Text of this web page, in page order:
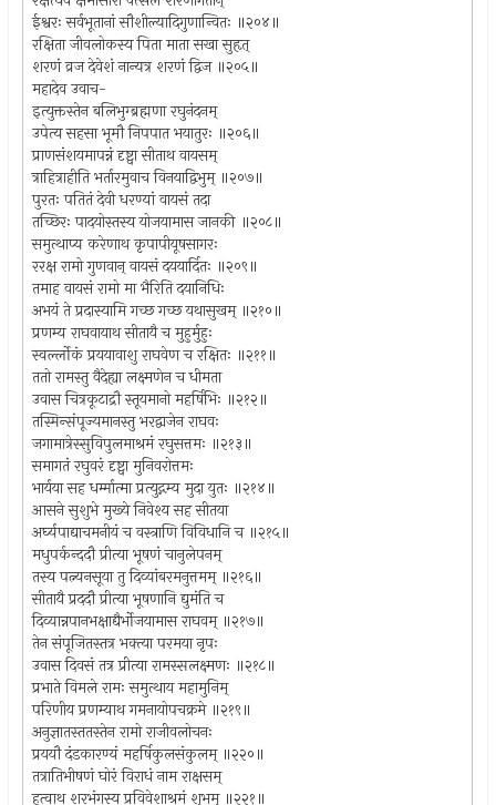
ईश्वरः सर्वभूतानां सौशील्यादिगुणान्वितः ॥२०४॥
रक्षिता जीवलोकस्य पिता माता सखा सुहृत्
शरणं व्रज देवेशं नान्यत्र शरणं द्विज ॥२०५॥
महादेव उवाच-
इत्युक्तस्तेन बलिभुग्ब्रह्मणा रघुनंदनम्
उपेत्य सहसा भूमौ निपपात भयातुरः ॥२०६॥
प्राणसंशयमापन्नं दृष्ट्वा सीताथ वायसम्
त्राहित्राहीति भर्तारमुवाच विनयाद्विभुम् ॥२०७॥
पुरतः पतितं देवी धरण्यां वायसं तदा
तच्छिरः पादयोस्तस्य योजयामास जानकी ॥२०८॥
समुत्थाप्य करेणाथ कृपापीयूषसागरः
ररक्ष रामो गुणवान् वायसं दययार्दितः ॥२०९॥
तमाह वायसं रामो मा भैरिति दयानिधिः
अभयं ते प्रदास्यामि गच्छ गच्छ यथासुखम् ॥२१०॥
प्रणम्य राघवायाथ सीतायै च मुहुर्मुहुः
स्वर्ल्लोकं प्रययावाशु राघवेण च रक्षितः ॥२११॥
ततो रामस्तु वैदेह्या लक्ष्मणेन च धीमता
उवास चित्रकूटाद्रौ स्तूयमानो महर्षिभिः ॥२१२॥
तस्मिन्संपूज्यमानस्तु भरद्वाजेन राघवः
जगामात्रेस्सुविपुलमाश्रमं रघुसत्तमः ॥२१३॥
समागतं रघुवरं दृष्ट्वा मुनिवरोत्तमः
भार्यया सह धर्म्मात्मा प्रत्युद्गम्य मुदा युतः ॥२१४॥
आसने सुशुभे मुख्ये निवेश्य सह सीतया
अर्घ्यपाद्याचमनीयं च वस्त्राणि विविधानि च ॥२१५॥
मधुपर्कन्ददौ प्रीत्या भूषणं चानुलेपनम्
तस्य पत्न्यनसूया तु दिव्यांबरमनुत्तमम् ॥२१६॥
सीतायै प्रददौ प्रीत्या भूषणानि द्युमंति च
दिव्यान्नपानभक्षाद्यैर्भोजयामास राघवम् ॥२१७॥
तेन संपूजितस्तत्र भक्त्या परमया नृपः
उवास दिवसं तत्र प्रीत्या रामस्सलक्ष्मणः ॥२१८॥
प्रभाते विमले रामः समुत्थाय महामुनिम्
परिणीय प्रणम्याथ गमनायोपचक्रमे ॥२१९॥
अनुज्ञातस्ततस्तेन रामो राजीवलोचनः
प्रययौ दंडकारण्यं महर्षिकुलसंकुलम् ॥२२०॥
तत्रातिभीषणं घोरं विराधं नाम राक्षसम्
हत्वाथ शरभंगस्य प्रविवेशाश्रमं शुभम् ॥२२१॥